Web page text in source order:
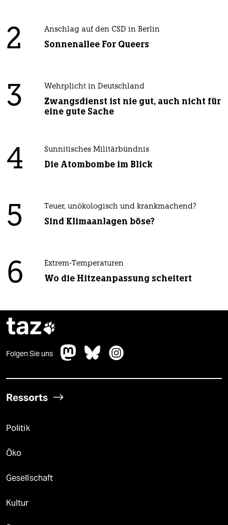
2 Anschlag auf den CSD in Berlin
Sonnenallee For Queers
3 Wehrplicht in Deutschland
Zwangsdienst ist nie gut, auch nicht für
eine gute Sache
4 Sunnitisches Militärbündnis
Die Atombombe im Blick
5 Teuer, unökologisch und krankmachend?
Sind Klimaanlagen böse?
6 Extrem-Temperaturen
Wo die Hitzeanpassung scheitert
taz
Folgen Sie uns
Ressorts
Politik
Öko
Gesellschaft
Kultur